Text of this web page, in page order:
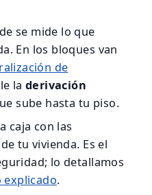
se mide lo que
En los bloques van
de
laderivación
sube hasta tu piso.
caja con las
tu vivienda. Es el
lo detallamos
explicado.